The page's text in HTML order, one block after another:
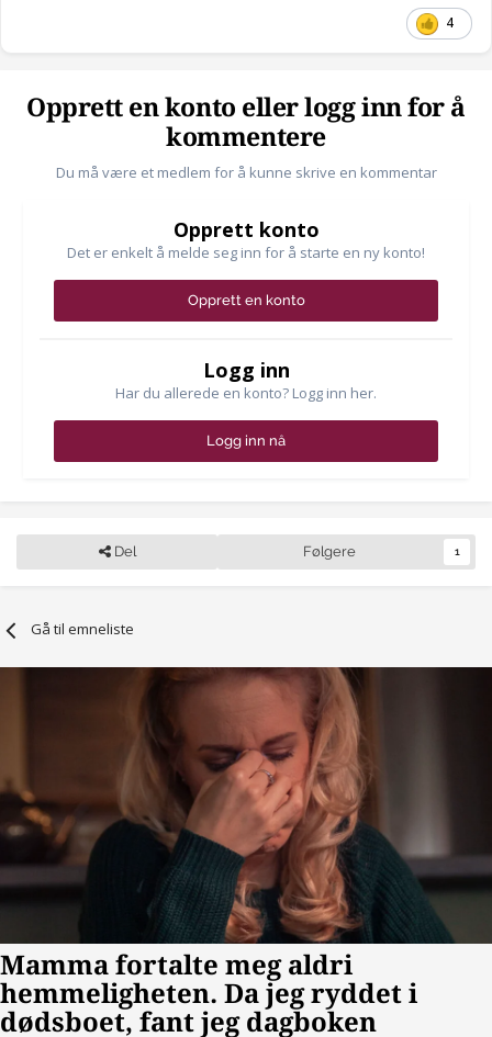
4
Opprett en konto eller logg inn for å
kommentere
Du må være et medlem for å kunne skrive en kommentar
Opprett konto
Det er enkelt å melde seg inn for å starte en ny konto!
Opprett en konto
Logg inn
Har du allerede en konto? Logg inn her.
Logg inn nå
Del Følgere 1
Gå til emneliste